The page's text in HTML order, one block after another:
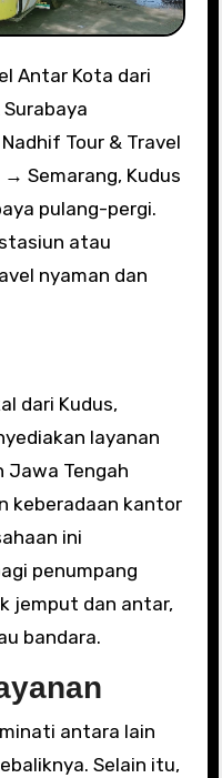
Antar Kota dari
Surabaya
Tour & Travel
Semarang, Kudus
pulang-pergi.
atau
nyaman dan
dari Kudus,
layanan
Jawa Tengah
keberadaan kantor
ini
penumpang
jemput dan antar,
bandara.
antara lain
Selain itu,